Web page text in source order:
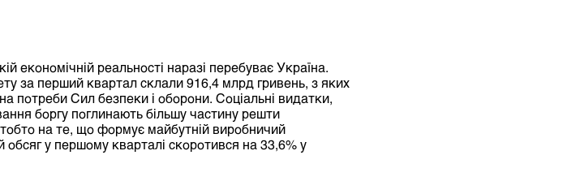
економічній реальності наразі перебуває Україна.
за перший квартал склали 916,4 млрд гривень, з яких
потреби Сил безпеки і оборони. Соціальні видатки,
боргу поглинають більшу частину решти
на те, що формує майбутній виробничий
обсяг у першому кварталі скоротився на 33,6% у